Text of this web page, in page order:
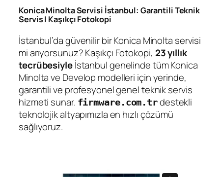
Konica Minolta Servisi İstanbul: Garantili Teknik
Servis | Kaşıkçı Fotokopi
İstanbul’da güvenilir bir Konica Minolta servisi
mi arıyorsunuz? Kaşıkçı Fotokopi, 23 yıllık
tecrübesiyleİstanbul genelinde tüm Konica
Minolta ve Develop modelleri için yerinde,
garantili ve profesyonel genel teknik servis
hizmeti sunar. firmware.com.trdestekli
teknolojik altyapımızla en hızlı çözümü
sağlıyoruz.